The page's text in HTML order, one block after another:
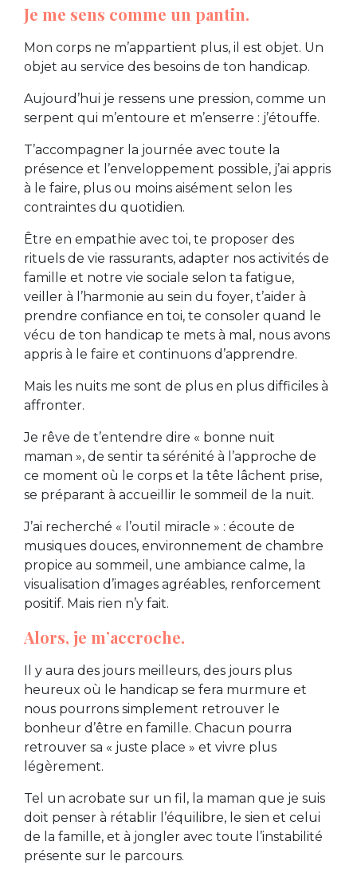
Je me sens comme un pantin.
Mon corps ne m’appartient plus, il est objet. Un
objet au service des besoins de ton handicap.
Aujourd’hui je ressens une pression, comme un
serpent qui m’entoure et m’enserre : j’étouffe.
T’accompagner la journée avec toute la
présence et l’enveloppement possible, j’ai appris
à le faire, plus ou moins aisément selon les
contraintes du quotidien.
Être en empathie avec toi, te proposer des
rituels de vie rassurants, adapter nos activités de
famille et notre vie sociale selon ta fatigue,
veiller à l’harmonie au sein du foyer, t’aider à
prendre confiance en toi, te consoler quand le
vécu de ton handicap te mets à mal, nous avons
appris à le faire et continuons d’apprendre.
Mais les nuits me sont de plus en plus difficiles à
affronter.
Je rêve de t’entendre dire « bonne nuit
maman », de sentir ta sérénité à l’approche de
ce moment où le corps et la tête lâchent prise,
se préparant à accueillir le sommeil de la nuit.
J’ai recherché « l’outil miracle » : écoute de
musiques douces, environnement de chambre
propice au sommeil, une ambiance calme, la
visualisation d’images agréables, renforcement
positif. Mais rien n’y fait.
Alors, je m’accroche.
Il y aura des jours meilleurs, des jours plus
heureux où le handicap se fera murmure et
nous pourrons simplement retrouver le
bonheur d’être en famille. Chacun pourra
retrouver sa « juste place » et vivre plus
légèrement.
Tel un acrobate sur un fil, la maman que je suis
doit penser à rétablir l’équilibre, le sien et celui
de la famille, et à jongler avec toute l’instabilité
présente sur le parcours.